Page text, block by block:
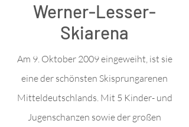
Werner-Lesser-
Skiarena
Am 9. Oktober 2009 eingeweiht, ist sie
eine der schönsten Skisprungarenen
Mitteldeutschlands. Mit 5 Kinder- und
Jugenschanzen sowie der großen